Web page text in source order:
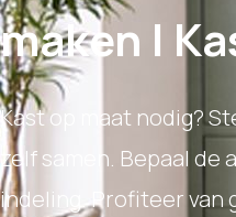
maken |
Kast op maat nodig?
zelf samen. Bepaal de
indeling. Profiteer van